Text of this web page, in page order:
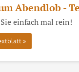
Abendlob -
einfach mal rein!